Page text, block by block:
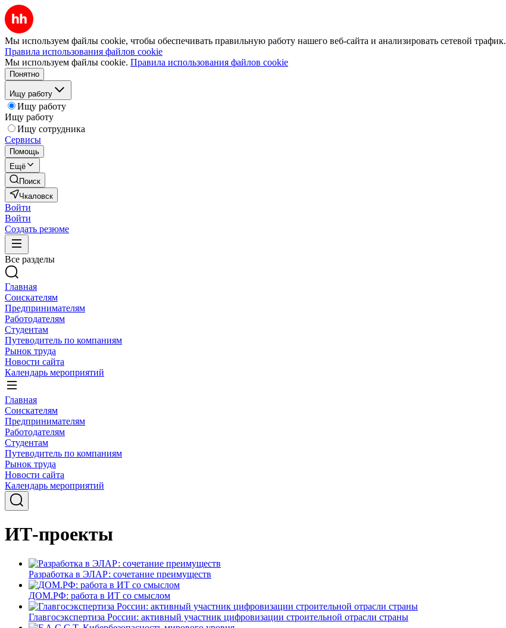
Мы используем файлы cookie, чтобы обеспечивать правильную работу нашего веб-сайта и анализировать сетевой трафик.
Правила использования файлов cookie
Мы используем файлы cookie. Правила использования файлов cookie
Понятно
Ищу работу
Ищу работу
Ищу работу
Ищу сотрудника
Сервисы
Помощь
Ещё
Поиск
Чкаловск
Войти
Войти
Создать резюме
Все разделы
Главная
Соискателям
Предпринимателям
Работодателям
Студентам
Путеводитель по компаниям
Рынок труда
Новости сайта
Календарь мероприятий
Главная
Соискателям
Предпринимателям
Работодателям
Студентам
Путеводитель по компаниям
Рынок труда
Новости сайта
Календарь мероприятий
ИТ-проекты
Разработка в ЭЛАР: сочетание преимуществ
ДОМ.РФ: работа в ИТ со смыслом
Главгосэкспертиза России: активный участник цифровизации строительной отрасли страны